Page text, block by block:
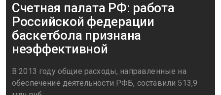
Счетная палата РФ: работа
Российской федерации
баскетбола признана
неэффективной
В 2013 году общие расходы, направленные на
обеспечение деятельности РФБ, составили 513,9